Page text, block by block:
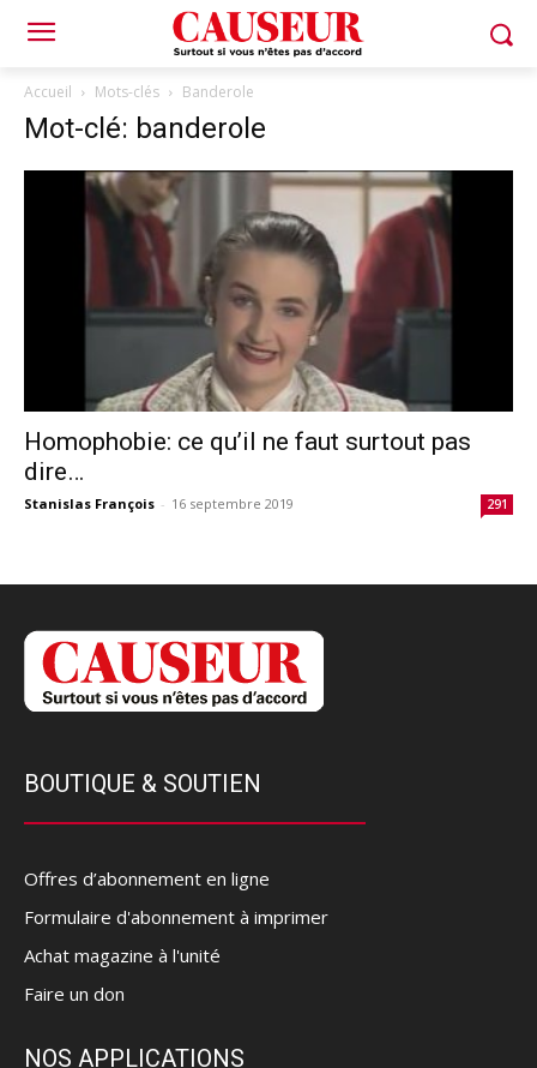
Accueil Mots-clés Banderole
Mot-clé: banderole
Homophobie: ce qu’il ne faut surtout pas
dire…
Stanislas François - 16 septembre 2019 291
BOUTIQUE & SOUTIEN
Offres d’abonnement en ligne
Formulaire d'abonnement à imprimer
Achat magazine à l'unité
Faire un don
NOS APPLICATIONS